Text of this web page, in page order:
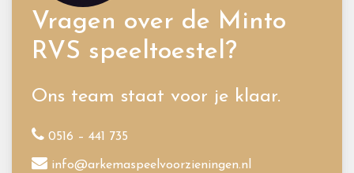
Vragen over de Minto
RVS speeltoestel?
Ons team staat voor je klaar.
0516 – 441 735
info@arkemaspeelvoorzieningen.nl